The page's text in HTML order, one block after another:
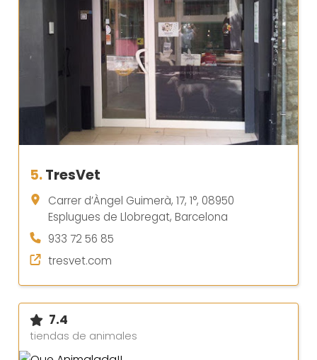
5.TresVet
Carrer d’Àngel Guimerà, 17, 1°, 08950
Esplugues de Llobregat, Barcelona
933 72 56 85
tresvet.com
7.4
tiendas de animales